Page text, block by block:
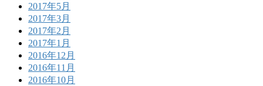
2017年5月
2017年3月
2017年2月
2017年1月
2016年12月
2016年11月
2016年10月